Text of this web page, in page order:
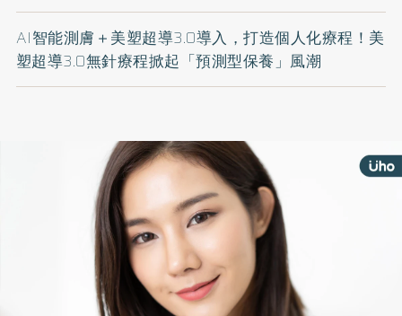
AI智能測膚＋美塑超導3.0導入，打造個人化療程！美
塑超導3.0無針療程掀起「預測型保養」風潮